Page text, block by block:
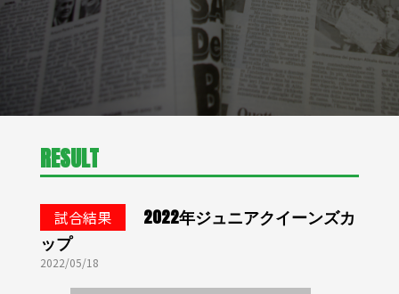
RESULT
試合結果
2022年ジュニアクイーンズカ
ップ
2022/05/18